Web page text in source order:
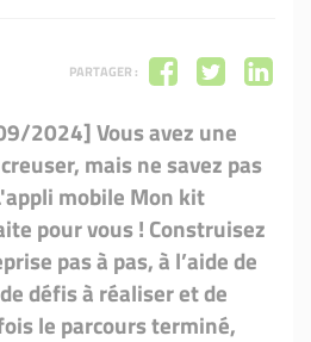
PARTAGER :
2024] Vous avez une
mais ne savez pas
mobile Mon kit
pour vous ! Construisez
pas à pas, à l’aide de
défis à réaliser et de
le parcours terminé,